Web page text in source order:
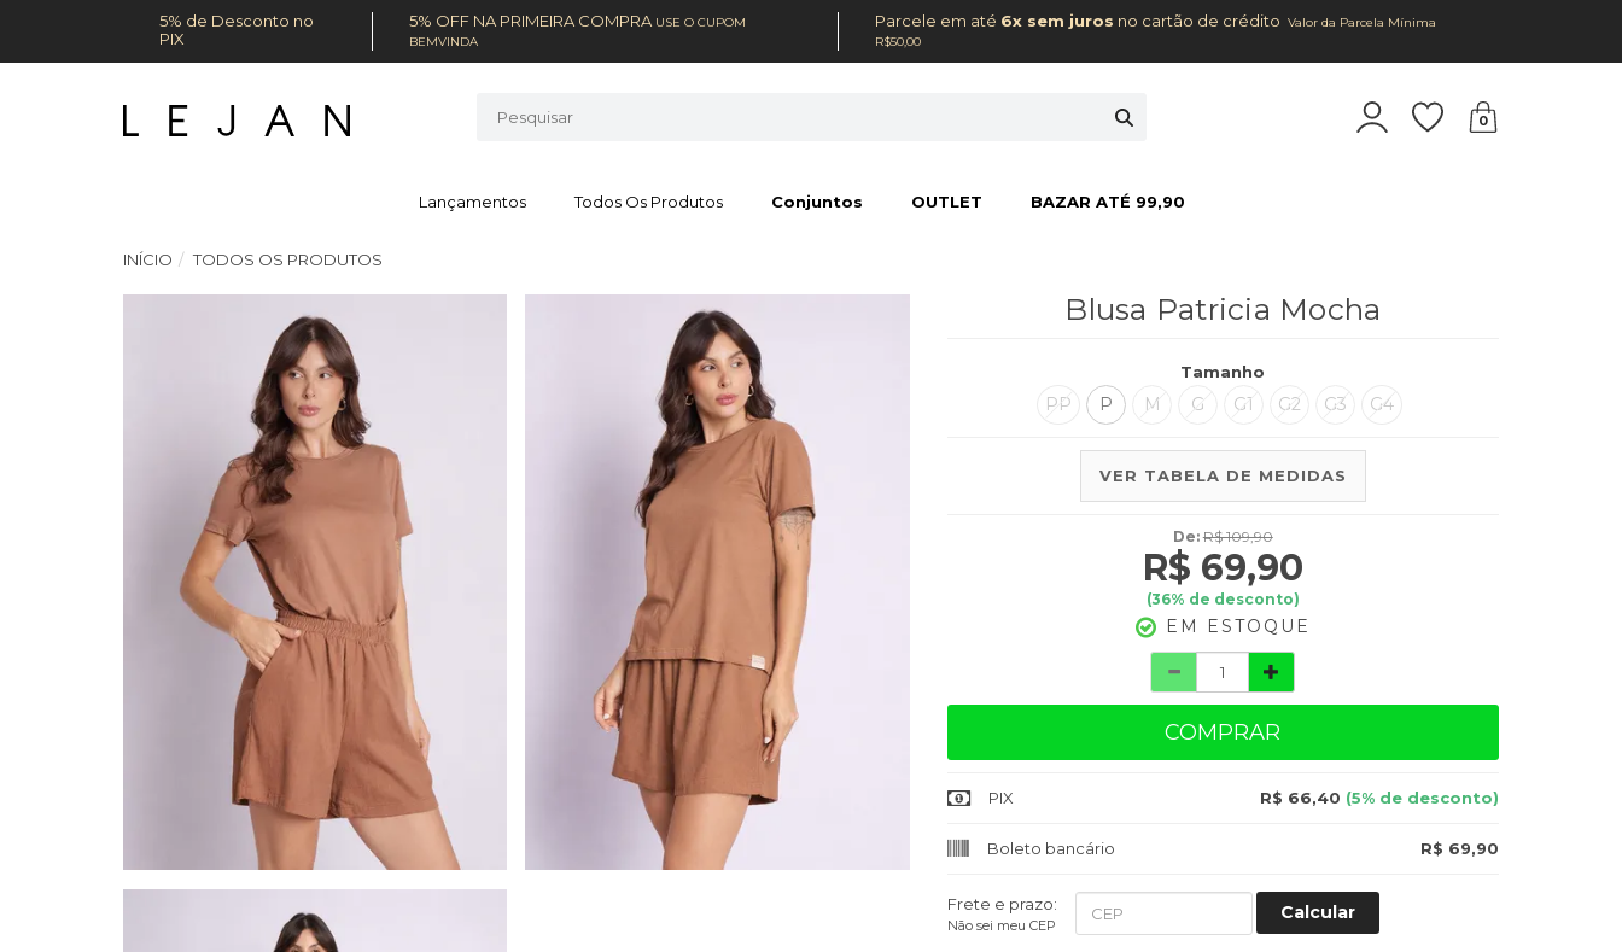
5% de Desconto no
PIX
5% OFF NA PRIMEIRA COMPRA USE O CUPOM
BEMVINDA
Parcele em até 6x sem juros no cartão de crédito Valor da Parcela Mínima
R$50,00
0
Lançamentos Todos Os Produtos Conjuntos OUTLET BAZAR ATÉ 99,90
INÍCIO TODOS OS PRODUTOS
Blusa Patricia Mocha
Tamanho
PP P M G G1 G2 G3 G4
VER TABELA DE MEDIDAS
De:R$ 109,90
R$ 69,90
(36% de desconto)
EM ESTOQUE
COMPRAR
PIX R$ 66,40 (5% de desconto)
Boleto bancário R$ 69,90
Frete e prazo:
Não sei meu CEP
Calcular